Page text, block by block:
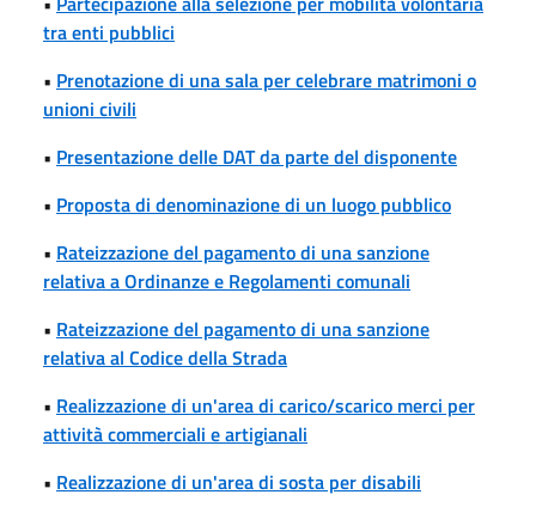
tra enti pubblici
• Prenotazione di una sala per celebrare matrimoni o
unioni civili
• Presentazione delle DAT da parte del disponente
• Proposta di denominazione di un luogo pubblico
• Rateizzazione del pagamento di una sanzione
relativa a Ordinanze e Regolamenti comunali
• Rateizzazione del pagamento di una sanzione
relativa al Codice della Strada
• Realizzazione di un'area di carico/scarico merci per
attività commerciali e artigianali
• Realizzazione di un'area di sosta per disabili